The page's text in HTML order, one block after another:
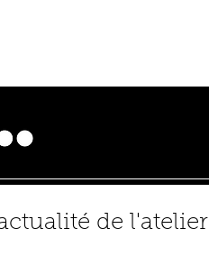
de l'atelier